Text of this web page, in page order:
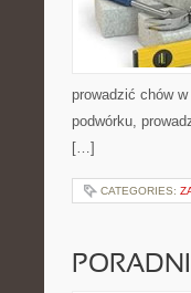
prowadzić chów
podwórku,
[…]
CATEGORIES: